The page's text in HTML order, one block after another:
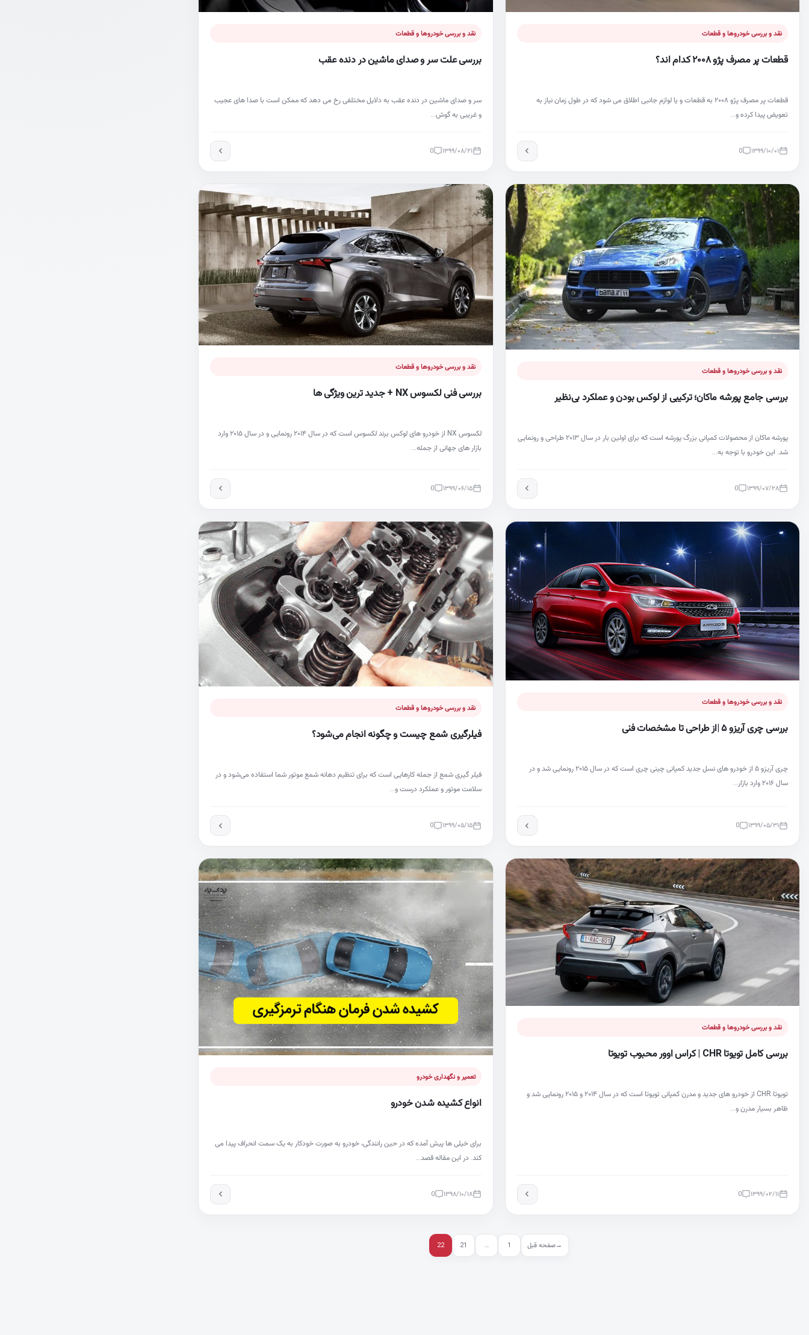
نقد و بررسی خودروها و قطعات
قطعات پر مصرف پژو ۲۰۰۸ کدام اند؟
قطعات پر مصرف پژو ۲۰۰۸ به قطعات و یا لوازم جانبی اطلاق می شود که در طول زمان نیاز به
تعویض پیدا کرده و…
۱۳۹۹/۱۰/۰۱ 0
نقد و بررسی خودروها و قطعات
بررسی علت سر و صدای ماشین در دنده عقب
سر و صدای ماشین در دنده عقب به دلایل مختلفی رخ می دهد که ممکن است با صدا های عجیب
و غریبی به گوش…
۱۳۹۹/۰۸/۲۱ 0
نقد و بررسی خودروها و قطعات
بررسی جامع پورشه ماکان؛ ترکیبی از لوکس بودن و عملکرد بی‌نظیر
پورشه ماکان از محصولات کمپانی بزرگ پورشه است که برای اولین بار در سال ۲۰۱۳ طراحی و رونمایی
شد. این خودرو با توجه به…
۱۳۹۹/۰۷/۲۸ 0
نقد و بررسی خودروها و قطعات
بررسی فنی لکسوس NX + جدید ترین ویژگی ها
لکسوس NX از خودرو های لوکس برند لکسوس است که در سال ۲۰۱۴ رونمایی و در سال ۲۰۱۵ وارد
بازار های جهانی از جمله…
۱۳۹۹/۰۶/۱۵ 0
نقد و بررسی خودروها و قطعات
بررسی چری آریزو ۵ |از طراحی تا مشخصات فنی
چری آریزو ۵ از خودرو های نسل جدید کمپانی چینی چری است که در سال ۲۰۱۵ رونمایی شد و در
سال ۲۰۱۶ وارد بازار…
۱۳۹۹/۰۵/۳۱ 0
نقد و بررسی خودروها و قطعات
فیلرگیری شمع چیست و چگونه انجام می‌شود؟
فیلر گیری شمع از جمله کارهایی است که برای تنظیم دهانه شمع موتور شما استفاده می‌شود و در
سلامت موتور و عملکرد درست و…
۱۳۹۹/۰۵/۱۵ 0
نقد و بررسی خودروها و قطعات
بررسی کامل تویوتا CHR | کراس اوور محبوب تویوتا
تویوتا CHR از خودرو های جدید و مدرن کمپانی تویوتا است که در سال ۲۰۱۴ و ۲۰۱۵ رونمایی شد و
ظاهر بسیار مدرن و…
۱۳۹۹/۰۲/۱۱ 0
تعمیر و نگهداری خودرو
انواع کشیده شدن خودرو
برای خیلی ها پیش آمده که در حین رانندگی، خودرو به صورت خودکار به یک سمت انحراف پیدا می
کند. در این مقاله قصد…
۱۳۹۸/۱۰/۱۸ 0
→صفحه قبل 1
…
21
22